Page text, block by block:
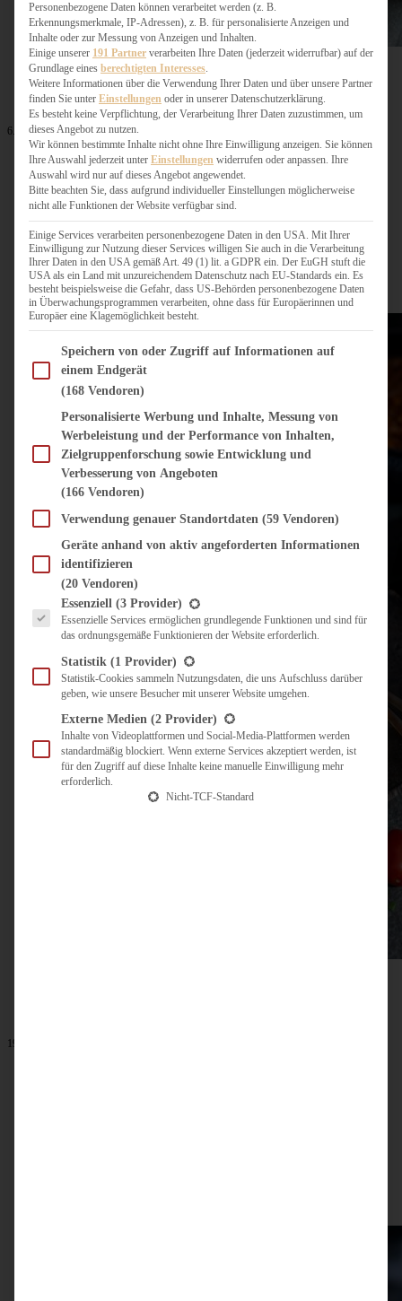
6. Juli 2023
ZUM BEITRAG
Bester veganer Tabouleh-Salat
19. Januar 2023
Personenbezogene Daten können verarbeitet werden (z. B.
Erkennungsmerkmale, IP-Adressen), z. B. für personalisierte Anzeigen und
Inhalte oder zur Messung von Anzeigen und Inhalten.
Einige unserer 191 Partner verarbeiten Ihre Daten (jederzeit widerrufbar) auf der
Grundlage eines berechtigten Interesses.
Weitere Informationen über die Verwendung Ihrer Daten und über unsere Partner
finden Sie unter Einstellungen oder in unserer Datenschutzerklärung.
Es besteht keine Verpflichtung, der Verarbeitung Ihrer Daten zuzustimmen, um
dieses Angebot zu nutzen.
Wir können bestimmte Inhalte nicht ohne Ihre Einwilligung anzeigen. Sie können
Ihre Auswahl jederzeit unter Einstellungen widerrufen oder anpassen. Ihre
Auswahl wird nur auf dieses Angebot angewendet.
Bitte beachten Sie, dass aufgrund individueller Einstellungen möglicherweise
nicht alle Funktionen der Website verfügbar sind.
Einige Services verarbeiten personenbezogene Daten in den USA. Mit Ihrer
Einwilligung zur Nutzung dieser Services willigen Sie auch in die Verarbeitung
Ihrer Daten in den USA gemäß Art. 49 (1) lit. a GDPR ein. Der EuGH stuft die
USA als ein Land mit unzureichendem Datenschutz nach EU-Standards ein. Es
besteht beispielsweise die Gefahr, dass US-Behörden personenbezogene Daten
in Überwachungsprogrammen verarbeiten, ohne dass für Europäerinnen und
Europäer eine Klagemöglichkeit besteht.
Im Folgenden finden Sie eine Liste der Zwecke des IAB Transparency and Consent
Speichern von oder Zugriff auf Informationen auf
einem Endgerät
(168 Vendoren)
Personalisierte Werbung und Inhalte, Messung von
Werbeleistung und der Performance von Inhalten,
Zielgruppenforschung sowie Entwicklung und
Verbesserung von Angeboten
(166 Vendoren)
Verwendung genauer Standortdaten (59 Vendoren)
Geräte anhand von aktiv angeforderten Informationen
identifizieren
(20 Vendoren)
Es folgt eine Liste der Service-Gruppen, für die eine Einwilligung erteilt werden
Essenziell (3 Provider)
Essenzielle Services ermöglichen grundlegende Funktionen und sind für
das ordnungsgemäße Funktionieren der Website erforderlich.
Statistik (1 Provider)
Statistik-Cookies sammeln Nutzungsdaten, die uns Aufschluss darüber
geben, wie unsere Besucher mit unserer Website umgehen.
Externe Medien (2 Provider)
Inhalte von Videoplattformen und Social-Media-Plattformen werden
standardmäßig blockiert. Wenn externe Services akzeptiert werden, ist
für den Zugriff auf diese Inhalte keine manuelle Einwilligung mehr
erforderlich.
Nicht-TCF-Standard